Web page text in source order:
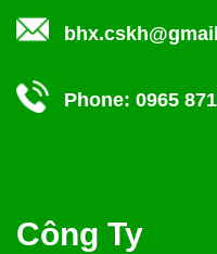
Phone: 0965
Công Ty